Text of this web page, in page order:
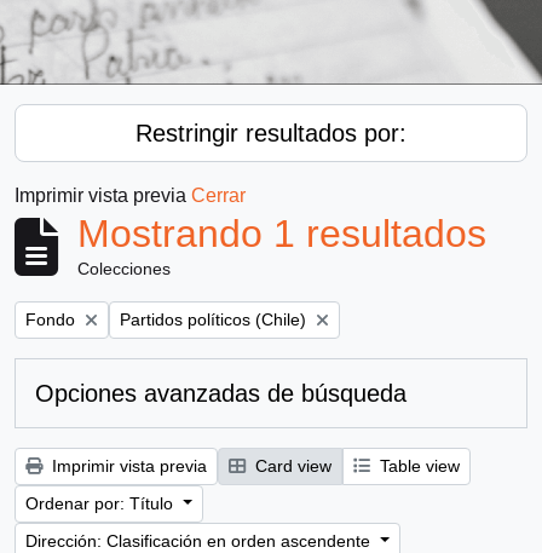
Restringir resultados por:
Imprimir vista previa Cerrar
Mostrando 1 resultados
Colecciones
Remove filter:
Fondo Remove filter:
Partidos políticos (Chile)
Opciones avanzadas de búsqueda
Imprimir vista previa Card view
Table view
Ordenar por: Título
Dirección: Clasificación en orden ascendente